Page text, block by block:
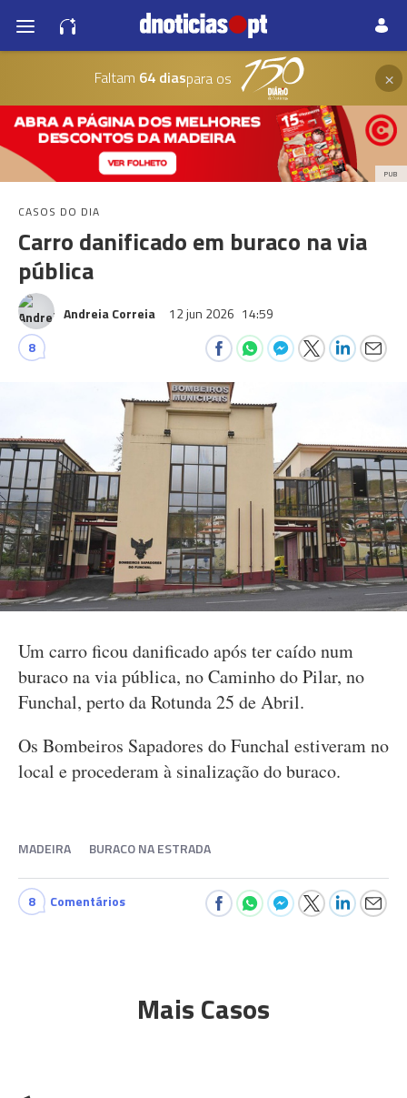
Faltam 64 diaspara os ×
PUB
CASOS DO DIA
Carro danificado em buraco na via
pública
Andreia Correia 12 jun 2026 14:59
8
Um carro ficou danificado após ter caído num
buraco na via pública, no Caminho do Pilar, no
Funchal, perto da Rotunda 25 de Abril.
Os Bombeiros Sapadores do Funchal estiveram no
local e procederam à sinalização do buraco.
MADEIRA BURACO NA ESTRADA
8 Comentários
Mais Casos